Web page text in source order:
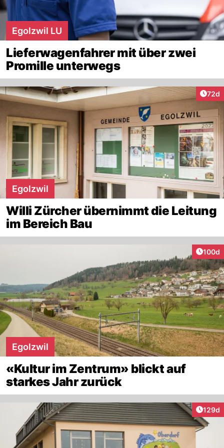
Egolzwil LU
Lieferwagenfahrer mit über zwei
Promille unterwegs
72d
Egolzwil
Willi Zürcher übernimmt die Leitung
im Bereich Bau
100d
Egolzwil
«Kultur im Zentrum» blickt auf
starkes Jahr zurück
129d